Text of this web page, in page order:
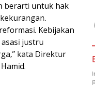
berarti untuk hak
Kebijakan
justru
kata Direktur